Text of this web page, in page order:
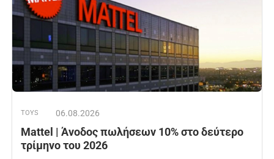
TOYS 06.08.2026
Mattel | Άνοδος πωλήσεων 10% στο δεύτερο
τρίμηνο του 2026